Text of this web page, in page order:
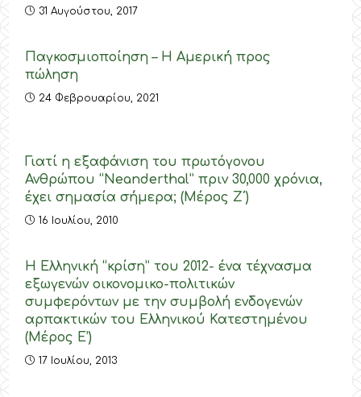
31 Αυγούστου, 2017
Παγκοσμιοποίηση – Η Αμερική προς
πώληση
24 Φεβρουαρίου, 2021
Γιατί η εξαφάνιση του πρωτόγονου
Ανθρώπου “Neanderthal” πριν 30,000 χρόνια,
έχει σημασία σήμερα; (Μέρος Ζ΄)
16 Ιουλίου, 2010
Η Ελληνική “κρίση” του 2012- ένα τέχνασμα
εξωγενών οικονομικο-πολιτικών
συμφερόντων με την συμβολή ενδογενών
αρπακτικών του Ελληνικού Κατεστημένου
(Μέρος Ε’)
17 Ιουλίου, 2013